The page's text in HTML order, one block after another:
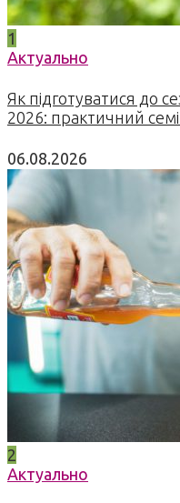
1
Актуально
Як підготуватися до
2026: практичний
06.08.2026
2
Актуально